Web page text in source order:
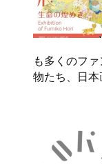
も多くのフ
物たち、日